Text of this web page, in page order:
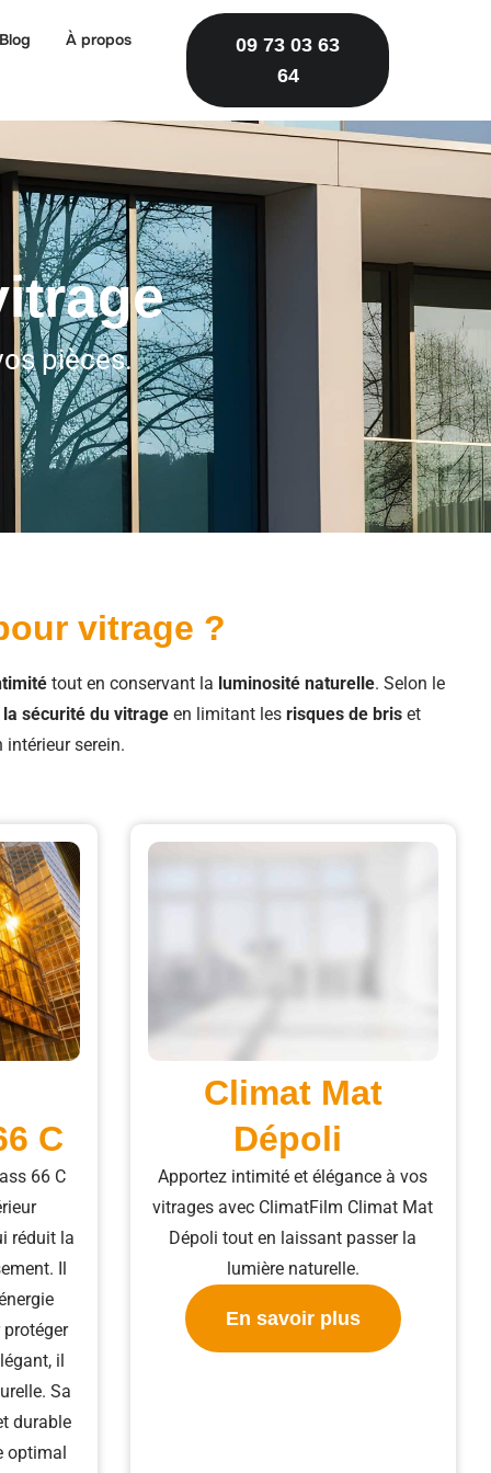
Blog À propos
09 73 03 63
64
pièces.
vitrage ?
tout en conservant la luminosité naturelle. Selon le
sécurité du vitrageen limitant les risques de briset
serein.
C
66 C
réduit la
Il
il
Sa
durable
optimal
Climat Mat
Dépoli ​
Apportez intimité et élégance à vos
vitrages avec ClimatFilm Climat Mat
Dépoli tout en laissant passer la
lumière naturelle.
En savoir plus